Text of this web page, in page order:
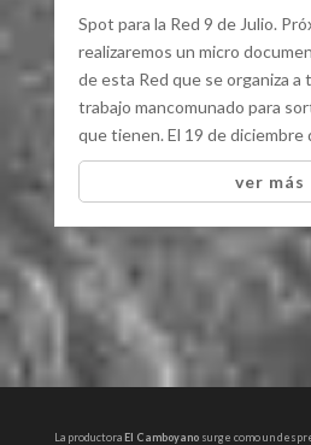
Spot para la Red 9 de Julio.
realizaremos un micro
de esta Red que se organiza a
trabajo mancomunado para
que tienen. El 19 de diciembre
ver más
La productora El Camboyanosurge como un